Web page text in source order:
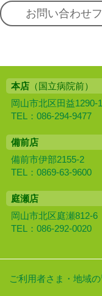
お問い合わせ
本店 （国立病院前）
岡山市北区田益1290-1
TEL：086-294-9477
備前店
備前市伊部2155-2
TEL：0869-63-9600
庭瀬店
岡山市北区庭瀬812-6
TEL：086-292-0020
ご利用者さま・地域